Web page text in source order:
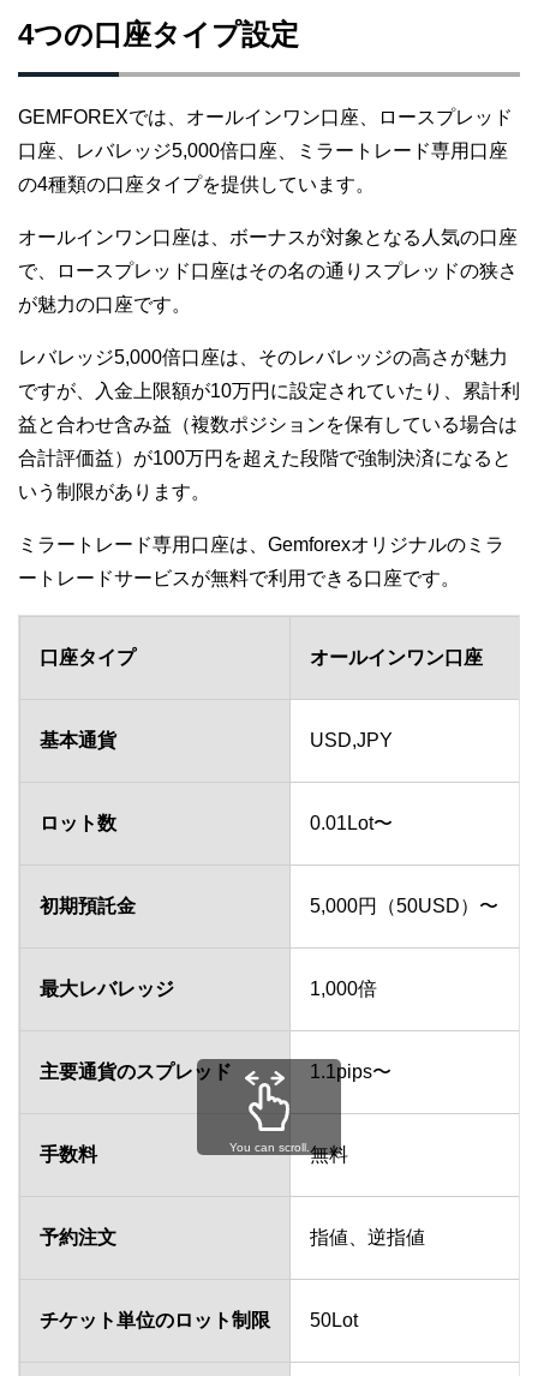
4つの口座タイプ設定
GEMFOREXでは、オールインワン口座、ロースプレッド
口座、レバレッジ5,000倍口座、ミラートレード専用口座
の4種類の口座タイプを提供しています。
オールインワン口座は、ボーナスが対象となる人気の口座
で、ロースプレッド口座はその名の通りスプレッドの狭さ
が魅力の口座です。
レバレッジ5,000倍口座は、そのレバレッジの高さが魅力
ですが、入金上限額が10万円に設定されていたり、累計利
益と合わせ含み益（複数ポジションを保有している場合は
合計評価益）が100万円を超えた段階で強制決済になると
いう制限があります。
ミラートレード専用口座は、Gemforexオリジナルのミラ
ートレードサービスが無料で利用できる口座です。
口座タイプ オールインワン口座
基本通貨 USD,JPY
ロット数 0.01Lot〜
初期預託金 5,000円（50USD）〜
最大レバレッジ 1,000倍
主要通貨のスプレッド 1.1pips〜
手数料 無料
予約注文 指値、逆指値
チケット単位のロット制限 50Lot
You can scroll.